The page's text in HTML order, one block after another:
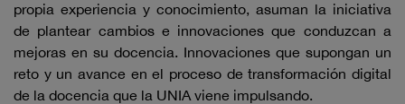
propia experiencia y conocimiento, asuman la iniciativa
de plantear cambios e innovaciones que conduzcan a
mejoras en su docencia. Innovaciones que supongan un
reto y un avance en el proceso de transformación digital
de la docencia que la UNIA viene impulsando.